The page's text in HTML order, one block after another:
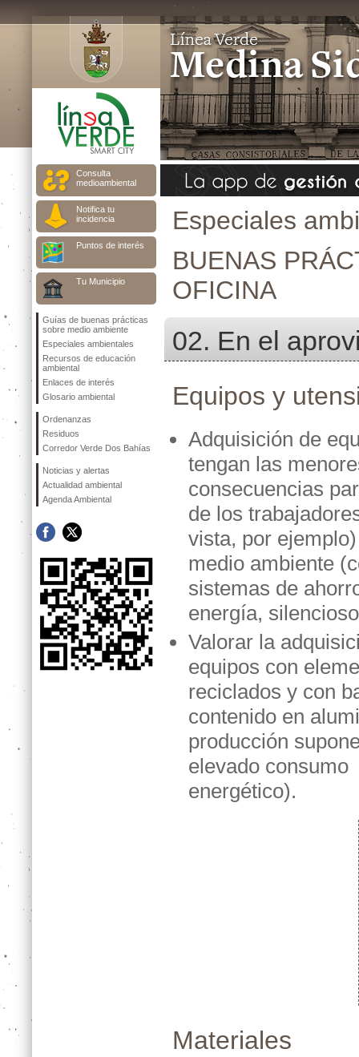
Consulta
medioambiental
Notifica tu
incidencia
Puntos de interés
Tu Municipio
Guías de buenas prácticas
sobre medio ambiente
Especiales ambientales
Recursos de educación
ambiental
Enlaces de interés
Glosario ambiental
Ordenanzas
Residuos
Corredor Verde Dos Bahías
Noticias y alertas
Actualidad ambiental
Agenda Ambiental
Especiales
BUENAS
OFICINA
02. En el
Equipos y
Adquisición de
tengan las
consecuencias
de los
vista, por
medio ambiente
sistemas de
energía,
Valorar la
equipos con
reciclados y con
contenido en
producción
elevado consumo
energético).
Materiales